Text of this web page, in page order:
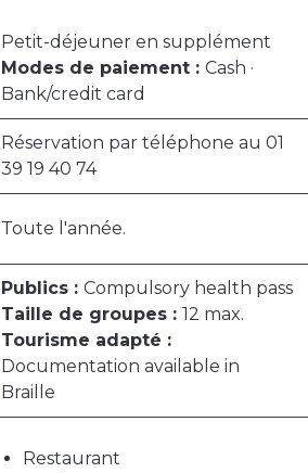
Petit-déjeuner en supplément
Modes de paiement : Cash ·
Bank/credit card
Réservation par téléphone au 01
39 19 40 74
Toute l'année.
Publics : Compulsory health pass
Taille de groupes : 12 max.
Tourisme adapté :
Documentation available in
Braille
Restaurant